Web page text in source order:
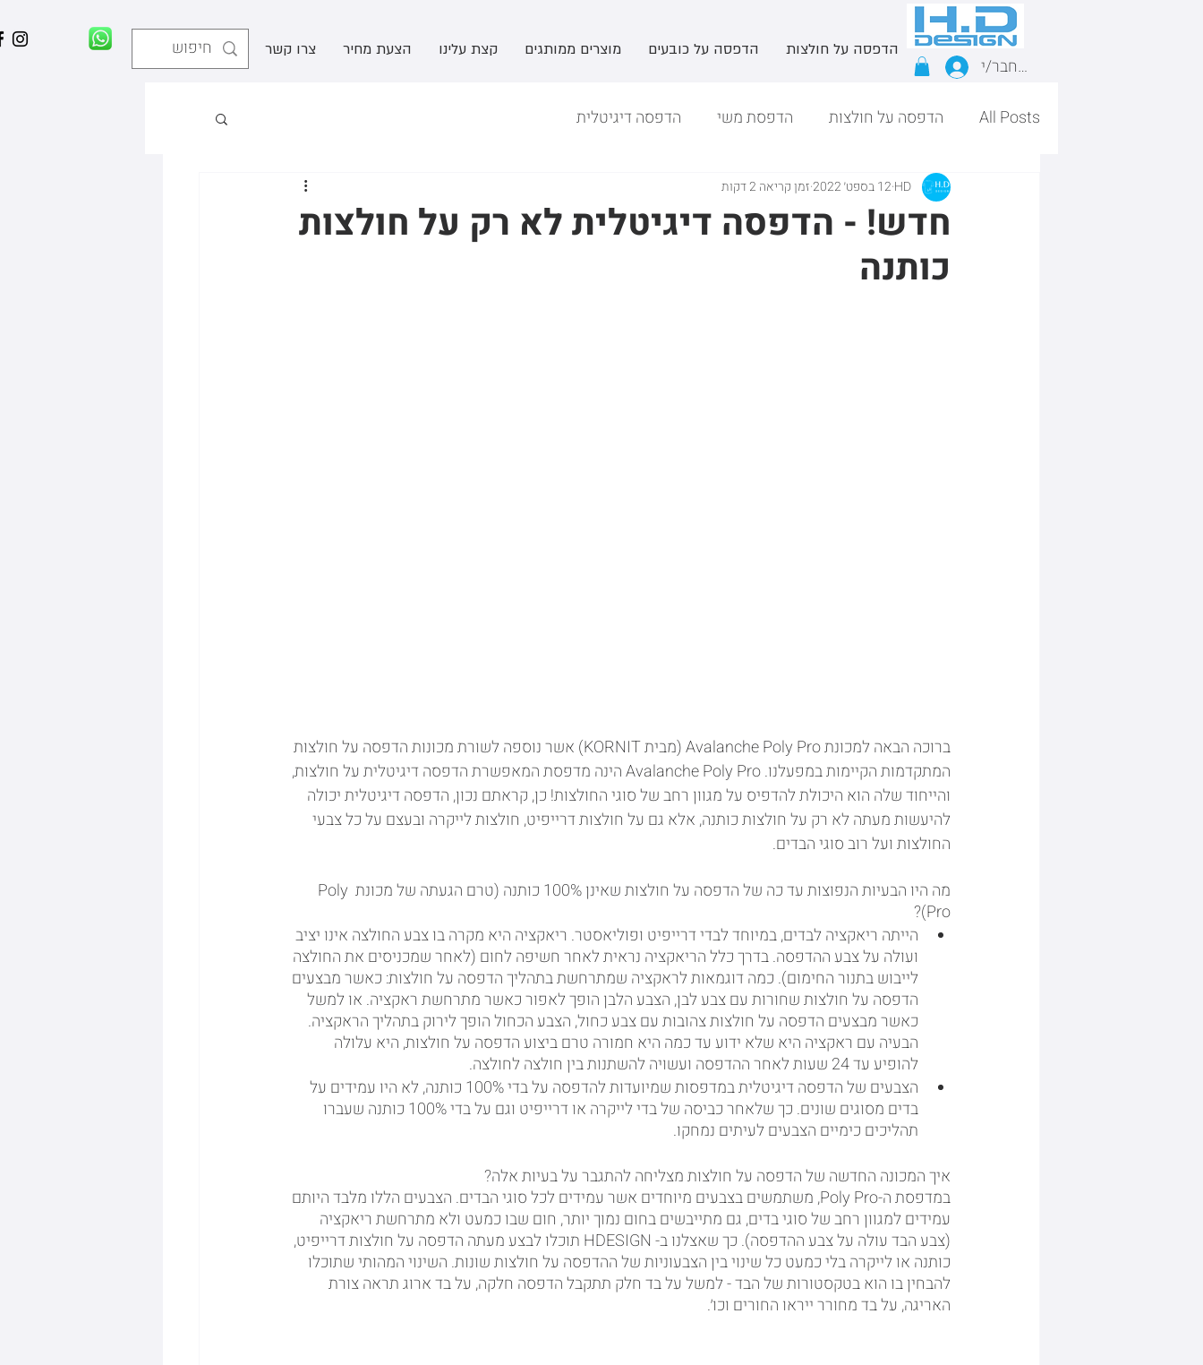
הדפסה על חולצות הדפסה על כובעים מוצרים ממותגים קצת עלינו הצעת מחיר צרו קשר
התחבר/י
All Posts הדפסה על חולצות הדפסת משי הדפסה דיגיטלית
חדש! - הדפסה דיגיטלית לא רק על חולצות
כותנה
HD 12 בספט׳ 2022 זמן קריאה 2 דקות
ברוכה הבאה למכונת Avalanche Poly Pro (מבית KORNIT) אשר נוספה לשורת מכונות הדפסה על חולצות
המתקדמות הקיימות במפעלנו. Avalanche Poly Pro הינה מדפסת המאפשרת הדפסה דיגיטלית על חולצות,
והייחוד שלה הוא היכולת להדפיס על מגוון רחב של סוגי החולצות! כן, קראתם נכון, הדפסה דיגיטלית יכולה
להיעשות מעתה לא רק על חולצות כותנה, אלא גם על חולצות דרייפיט, חולצות לייקרה ובעצם על כל צבעי
החולצות ועל רוב סוגי הבדים.
מה היו הבעיות הנפוצות עד כה של הדפסה על חולצות שאינן 100% כותנה (טרם הגעתה של מכונת Poly
Pro)?
הייתה ריאקציה לבדים, במיוחד לבדי דרייפיט ופוליאסטר. ריאקציה היא מקרה בו צבע החולצה אינו יציב
ועולה על צבע ההדפסה. בדרך כלל הריאקציה נראית לאחר חשיפה לחום (לאחר שמכניסים את החולצה
לייבוש בתנור החימום). כמה דוגמאות לראקציה שמתרחשת בתהליך הדפסה על חולצות: כאשר מבצעים
הדפסה על חולצות שחורות עם צבע לבן, הצבע הלבן הופך לאפור כאשר מתרחשת ראקציה. או למשל
כאשר מבצעים הדפסה על חולצות צהובות עם צבע כחול, הצבע הכחול הופך לירוק בתהליך הראקציה.
הבעיה עם ראקציה היא שלא ידוע עד כמה היא חמורה טרם ביצוע הדפסה על חולצות, היא עלולה
להופיע עד 24 שעות לאחר ההדפסה ועשויה להשתנות בין חולצה לחולצה.
הצבעים של הדפסה דיגיטלית במדפסות שמיועדות להדפסה על בדי 100% כותנה, לא היו עמידים על
בדים מסוגים שונים. כך שלאחר כביסה של בדי לייקרה או דרייפיט וגם על בדי 100% כותנה שעברו
תהליכים כימיים הצבעים לעיתים נמחקו.
איך המכונה החדשה של הדפסה על חולצות מצליחה להתגבר על בעיות אלה?
במדפסת ה-Poly Pro, משתמשים בצבעים מיוחדים אשר עמידים לכל סוגי הבדים. הצבעים הללו מלבד היותם
עמידים למגוון רחב של סוגי בדים, גם מתייבשים בחום נמוך יותר, חום שבו כמעט ולא מתרחשת ריאקציה
(צבע הבד עולה על צבע ההדפסה). כך שאצלנו ב- HDESIGN תוכלו לבצע מעתה הדפסה על חולצות דרייפיט,
כותנה או לייקרה בלי כמעט כל שינוי בין הצבעוניות של ההדפסה על חולצות שונות. השינוי המהותי שתוכלו
להבחין בו הוא בטקסטורות של הבד - למשל על בד חלק תתקבל הדפסה חלקה, על בד ארוג תראה צורת
האריגה, על בד מחורר ייראו החורים וכו׳.